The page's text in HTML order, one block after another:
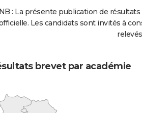
NB : La présente publication de
Les candidats sont invités à
brevet par académie